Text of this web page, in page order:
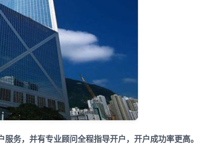
务，并有专业顾问全程指导开户，开户成功率更高。